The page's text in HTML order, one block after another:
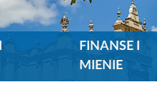
FINANSE I
MIENIE